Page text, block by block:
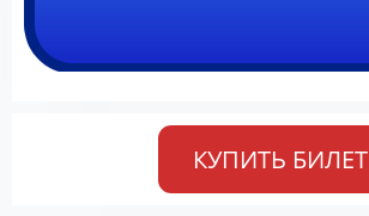
КУПИТЬ БИЛЕТ